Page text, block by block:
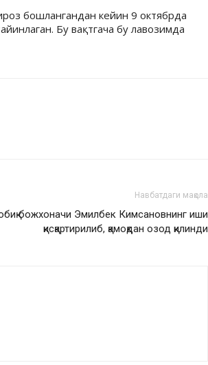
бошлангандан кейин 9 октябрда
Бу вақтгача бу лавозимда
Навбатдаги мақола
божхоначи Эмилбек Кимсановнинг иши
қисқартирилиб, қамоқдан озод қилинди